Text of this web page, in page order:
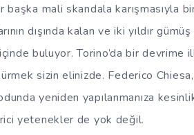
başka mali skandala karışmasıyla
dışında kalan ve iki yıldır
buluyor. Torino’da bir devrime
sizin elinizde. Federico
yeniden yapılanmanıza
yetenekler de yok değil.